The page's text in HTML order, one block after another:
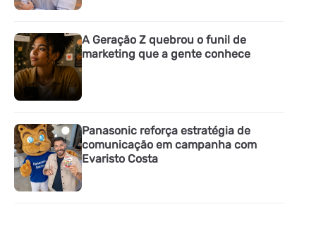
A Geração Z quebrou o funil de
marketing que a gente conhece
Panasonic reforça estratégia de
comunicação em campanha com
Evaristo Costa